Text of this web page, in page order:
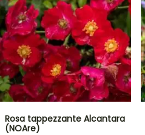
Rosa tappezzante Alcantara
(NOAre)